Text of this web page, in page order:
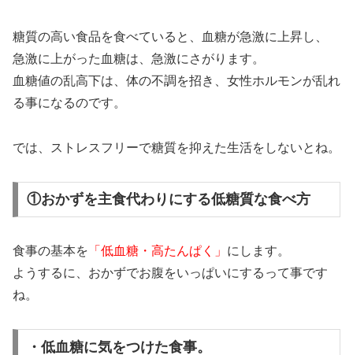
糖質の高い食品を食べていると、血糖が急激に上昇し、
急激に上がった血糖は、急激にさがります。
血糖値の乱高下は、体の不調を招き、女性ホルモンが乱れ
る事になるのです。
では、ストレスフリーで糖質を抑えた生活をしないとね。
①おかずを主食代わりにする低糖質な食べ方
食事の基本を 「低血糖・高たんぱく」 にします。
ようするに、おかずでお腹をいっぱいにするって事です
ね。
・低血糖に気をつけた食事。